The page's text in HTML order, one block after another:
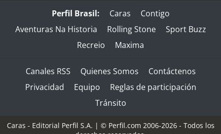
Perfil Brasil: Caras
Contigo
Aventuras Na Historia
Rolling Stone
Sport Buzz
Recreio
Maxima
Canales RSS Quienes Somos
Contáctenos
Privacidad
Equipo
Reglas de participación
Tránsito
Caras - Editorial Perfil S.A. | © Perfil.com 2006-2026 - Todos los